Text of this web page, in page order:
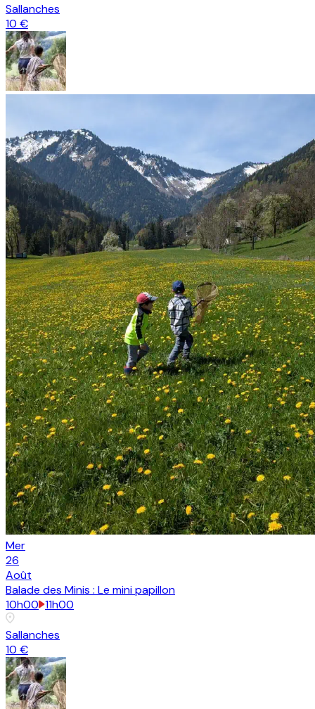
Sallanches
10 €
Mer
26
Août
Balade des Minis : Le mini papillon
10h00 11h00
Sallanches
10 €